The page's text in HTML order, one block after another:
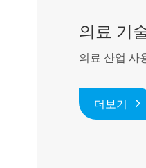
의료 기
의료 산업 사
더보기